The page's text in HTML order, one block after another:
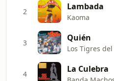
2 Lambada
Kaoma
3 Quién
Los Tigres
4 La Culebra